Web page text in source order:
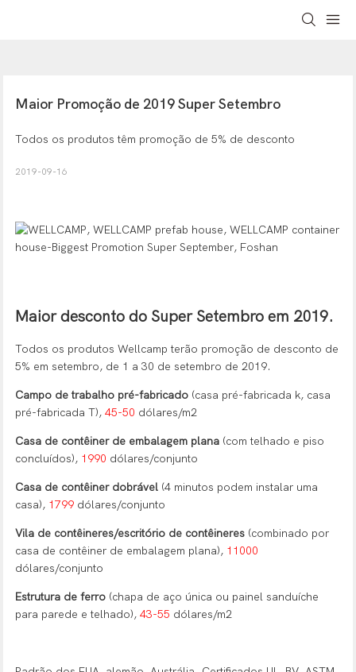
Maior Promoção de 2019 Super Setembro
Todos os produtos têm promoção de 5% de desconto
2019-09-16
Maior desconto do Super Setembro em 2019.
Todos os produtos Wellcamp terão promoção de desconto de
5% em setembro, de 1 a 30 de setembro de 2019.
Campo de trabalho pré-fabricado (casa pré-fabricada k, casa
pré-fabricada T),45-50 dólares/m2
Casa de contêiner de embalagem plana (com telhado e piso
concluídos), 1990 dólares/conjunto
Casa de contêiner dobrável (4 minutos podem instalar uma
casa), 1799 dólares/conjunto
Vila de contêineres/escritório de contêineres (combinado por
casa de contêiner de embalagem plana), 11000
dólares/conjunto
Estrutura de ferro (chapa de aço única ou painel sanduíche
para parede e telhado),43-55 dólares/m2